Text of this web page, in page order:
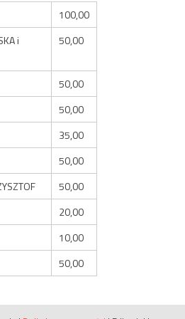
100,00
i
50,00
50,00
50,00
35,00
50,00
50,00
20,00
10,00
50,00